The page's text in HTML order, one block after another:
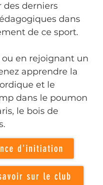
des derniers
dans
de ce sport.
ou en rejoignant un
apprendre la
et le
dans le poumon
le bois de
d'initiation
sur le club